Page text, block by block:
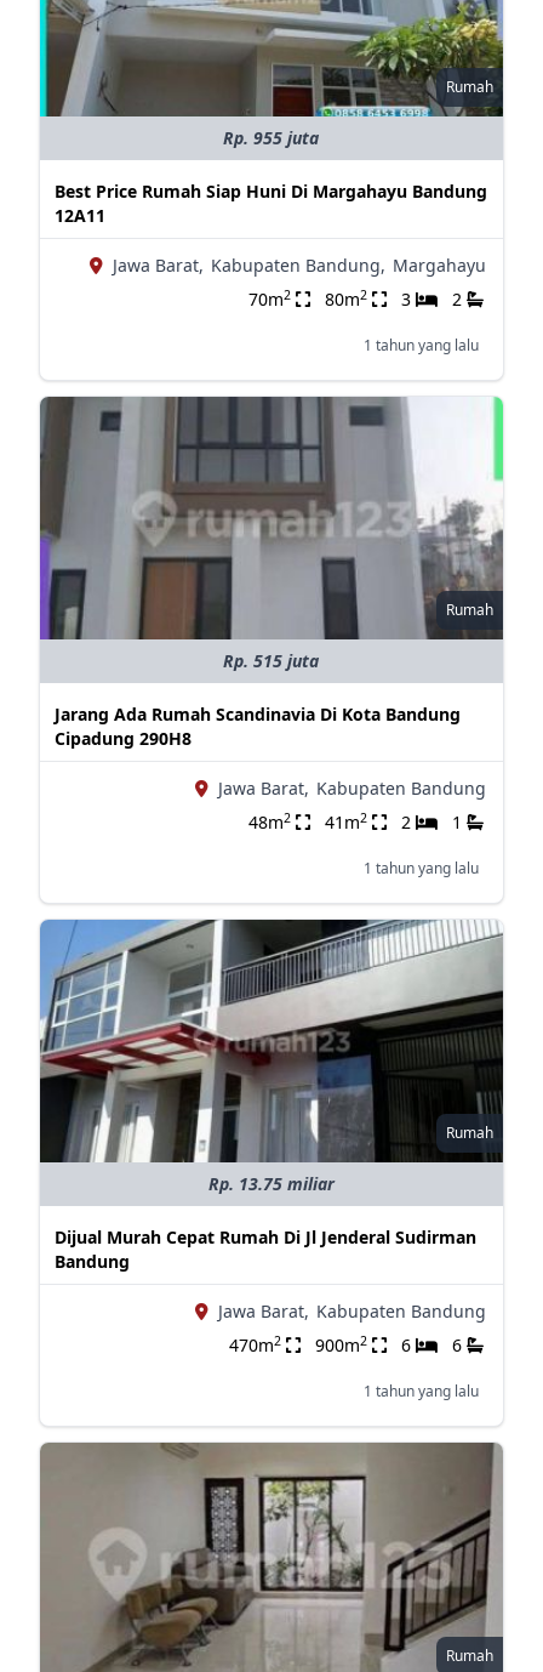
Rumah
Rp. 955 juta
Best Price Rumah Siap Huni Di Margahayu Bandung
12A11
Jawa Barat, Kabupaten Bandung, Margahayu
70m2 80m2 3 2
1 tahun yang lalu
Rumah
Rp. 515 juta
Jarang Ada Rumah Scandinavia Di Kota Bandung
Cipadung 290H8
Jawa Barat, Kabupaten Bandung
48m2 41m2 2 1
1 tahun yang lalu
Rumah
Rp. 13.75 miliar
Dijual Murah Cepat Rumah Di Jl Jenderal Sudirman
Bandung
Jawa Barat, Kabupaten Bandung
470m2 900m2 6 6
1 tahun yang lalu
Rumah